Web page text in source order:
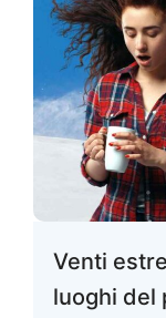
Venti
luoghi del